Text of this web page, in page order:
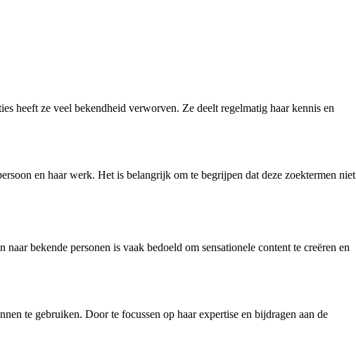
heeft ze veel bekendheid verworven. Ze deelt regelmatig haar kennis en
en haar werk. Het is belangrijk om te begrijpen dat deze zoektermen niet
bekende personen is vaak bedoeld om sensationele content te creëren en
te gebruiken. Door te focussen op haar expertise en bijdragen aan de